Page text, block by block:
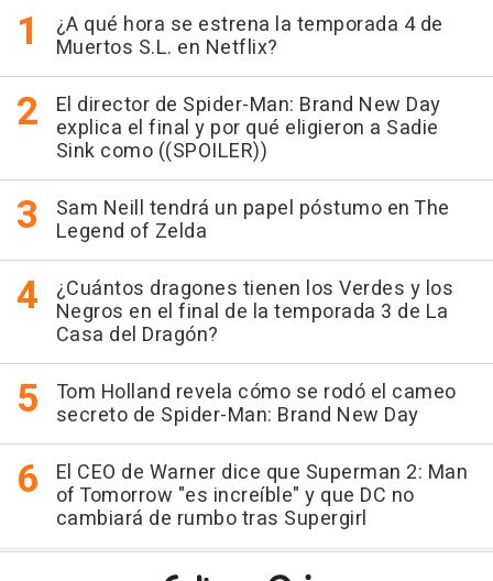
¿A qué hora se estrena la temporada 4 de
Muertos S.L. en Netflix?
El director de Spider-Man: Brand New Day
explica el final y por qué eligieron a Sadie
Sink como ((SPOILER))
Sam Neill tendrá un papel póstumo en The
Legend of Zelda
¿Cuántos dragones tienen los Verdes y los
Negros en el final de la temporada 3 de La
Casa del Dragón?
Tom Holland revela cómo se rodó el cameo
secreto de Spider-Man: Brand New Day
El CEO de Warner dice que Superman 2: Man
of Tomorrow "es increíble" y que DC no
cambiará de rumbo tras Supergirl